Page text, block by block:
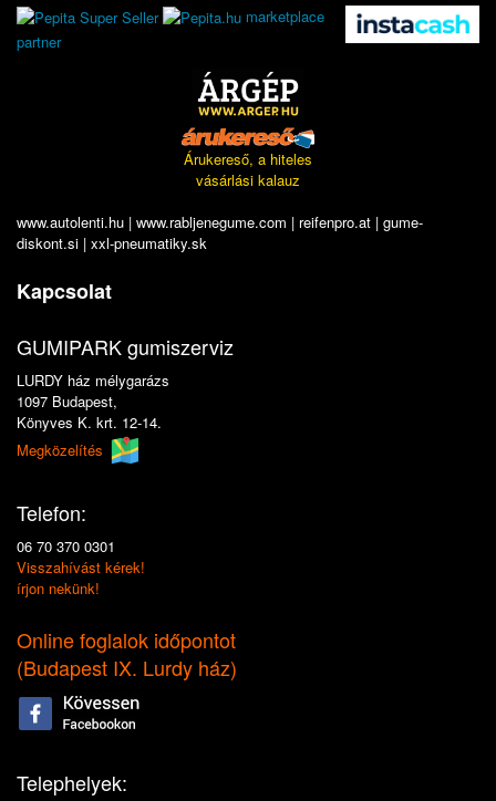
marketplace
partner
Árukereső, a hiteles
vásárlási kalauz
www.autolenti.hu | www.rabljenegume.com | reifenpro.at | gume-
diskont.si | xxl-pneumatiky.sk
Kapcsolat
GUMIPARK gumiszerviz
LURDY ház mélygarázs
1097 Budapest,
Könyves K. krt. 12-14.
Megközelítés
Telefon:
06 70 370 0301
Visszahívást kérek!
írjon nekünk!
Online foglalok időpontot
(Budapest IX. Lurdy ház)
Telephelyek: